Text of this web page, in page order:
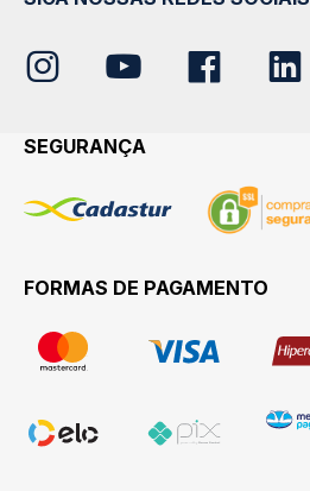
SEGURANÇA
FORMAS DE PAGAMENTO